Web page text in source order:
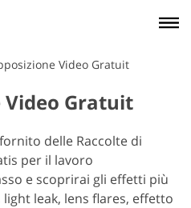
Video Gratuit
Video Gratuit
delle Raccolte di
per il lavoro
e scoprirai gli effetti più
leak, lens flares, effetto